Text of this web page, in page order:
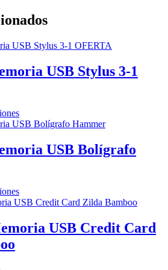
USB Stylus 3-1
Este
producto
múltiples
variantes.
se
pueden
elegir
la
USB Bolígrafo
Este
producto
múltiples
variantes.USB Credit Card